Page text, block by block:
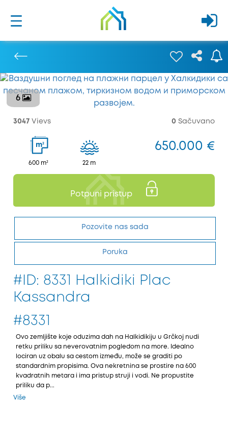
6
3047 Vievs 0 Sačuvano
m2
600 m² 22 m
650.000 €
Potpuni pristup
Pozovite nas sada
Poruka
#ID: 8331 Halkidiki Plac
Kassandra
#8331
Ovo zemljište koјe oduzima dah na Halkidikiјu u Grčkoј nudi
retku priliku sa neverovatnim pogledom na more. Idealno
lociran uz obalu sa cestom između, može se graditi po
standardnim propisima. Ova nekretnina se prostire na 600
kvadratnih metara i ima pristup struјi i vodi. Ne propustite
priliku da p...
Više